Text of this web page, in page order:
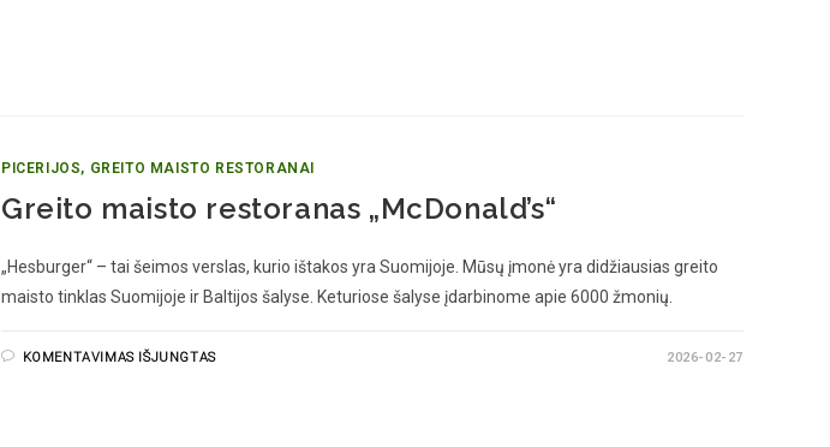
PICERIJOS, GREITO MAISTO RESTORANAI
Greito maisto restoranas „McDonald’s“
„Hesburger“ – tai šeimos verslas, kurio ištakos yra Suomijoje. Mūsų įmonė yra didžiausias greito
maisto tinklas Suomijoje ir Baltijos šalyse. Keturiose šalyse įdarbinome apie 6000 žmonių.
KOMENTAVIMAS IŠJUNGTAS 2026-02-27